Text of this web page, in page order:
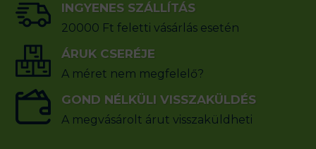
INGYENES SZÁLLÍTÁS
20000 Ft feletti vásárlás esetén
ÁRUK CSERÉJE
A méret nem megfelelő?
GOND NÉLKÜLI VISSZAKÜLDÉS
A megvásárolt árut visszaküldheti